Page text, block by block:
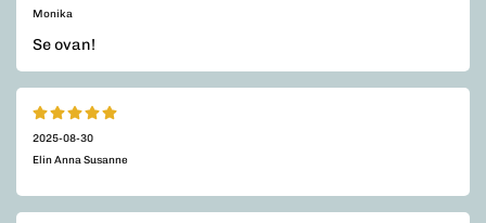
Monika
Se ovan!
2025-08-30
Elin Anna Susanne